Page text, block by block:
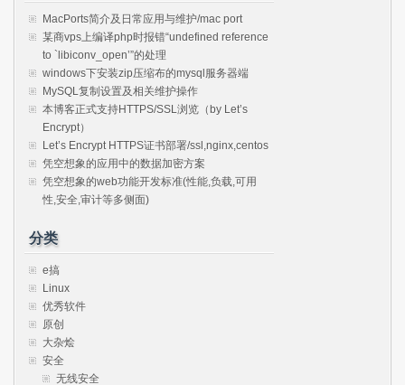
MacPorts简介及日常应用与维护/mac port
某商vps上编译php时报错“undefined reference
to `libiconv_open’”的处理
windows下安装zip压缩布的mysql服务器端
MySQL复制设置及相关维护操作
本博客正式支持HTTPS/SSL浏览（by Let’s
Encrypt）
Let’s Encrypt HTTPS证书部署/ssl,nginx,centos
凭空想象的应用中的数据加密方案
凭空想象的web功能开发标准(性能,负载,可用
性,安全,审计等多侧面)
分类
e搞
Linux
优秀软件
原创
大杂烩
安全
无线安全